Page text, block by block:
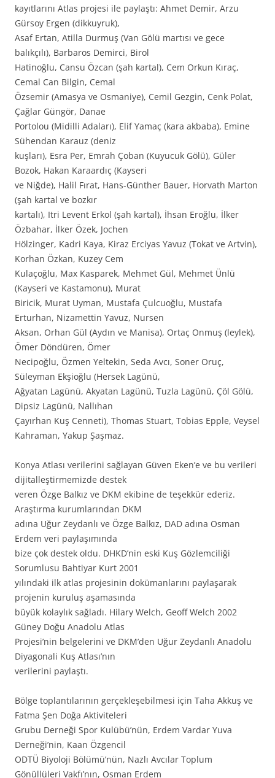
kayıtlarını Atlas projesi ile paylaştı: Ahmet Demir, Arzu
Gürsoy Ergen (dikkuyruk),
Asaf Ertan, Atilla Durmuş (Van Gölü martısı ve gece
balıkçılı), Barbaros Demirci, Birol
Hatinoğlu, Cansu Özcan (şah kartal), Cem Orkun Kıraç,
Cemal Can Bilgin, Cemal
Özsemir (Amasya ve Osmaniye), Cemil Gezgin, Cenk Polat,
Çağlar Güngör, Danae
Portolou (Midilli Adaları), Elif Yamaç (kara akbaba), Emine
Sühendan Karauz (deniz
kuşları), Esra Per, Emrah Çoban (Kuyucuk Gölü), Güler
Bozok, Hakan Karaardıç (Kayseri
ve Niğde), Halil Fırat, Hans-Günther Bauer, Horvath Marton
(şah kartal ve bozkır
kartalı), Itri Levent Erkol (şah kartal), İhsan Eroğlu, İlker
Özbahar, İlker Özek, Jochen
Hölzinger, Kadri Kaya, Kiraz Erciyas Yavuz (Tokat ve Artvin),
Korhan Özkan, Kuzey Cem
Kulaçoğlu, Max Kasparek, Mehmet Gül, Mehmet Ünlü
(Kayseri ve Kastamonu), Murat
Biricik, Murat Uyman, Mustafa Çulcuoğlu, Mustafa
Erturhan, Nizamettin Yavuz, Nursen
Aksan, Orhan Gül (Aydın ve Manisa), Ortaç Onmuş (leylek),
Ömer Döndüren, Ömer
Necipoğlu, Özmen Yeltekin, Seda Avcı, Soner Oruç,
Süleyman Ekşioğlu (Hersek Lagünü,
Ağyatan Lagünü, Akyatan Lagünü, Tuzla Lagünü, Çöl Gölü,
Dipsiz Lagünü, Nallıhan
Çayırhan Kuş Cenneti), Thomas Stuart, Tobias Epple, Veysel
Kahraman, Yakup Şaşmaz.
Konya Atlası verilerini sağlayan Güven Eken’e ve bu verileri
dijitalleştirmemizde destek
veren Özge Balkız ve DKM ekibine de teşekkür ederiz.
Araştırma kurumlarından DKM
adına Uğur Zeydanlı ve Özge Balkız, DAD adına Osman
Erdem veri paylaşımında
bize çok destek oldu. DHKD’nin eski Kuş Gözlemciliği
Sorumlusu Bahtiyar Kurt 2001
yılındaki ilk atlas projesinin dokümanlarını paylaşarak
projenin kuruluş aşamasında
büyük kolaylık sağladı. Hilary Welch, Geoff Welch 2002
Güney Doğu Anadolu Atlas
Projesi’nin belgelerini ve DKM’den Uğur Zeydanlı Anadolu
Diyagonali Kuş Atlası’nın
verilerini paylaştı.
Bölge toplantılarının gerçekleşebilmesi için Taha Akkuş ve
Fatma Şen Doğa Aktiviteleri
Grubu Derneği Spor Kulübü’nün, Erdem Vardar Yuva
Derneği’nin, Kaan Özgencil
ODTÜ Biyoloji Bölümü’nün, Nazlı Avcılar Toplum
Gönüllüleri Vakfı’nın, Osman Erdem